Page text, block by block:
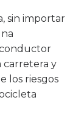
sin importar
conductor
carretera y
los riesgos